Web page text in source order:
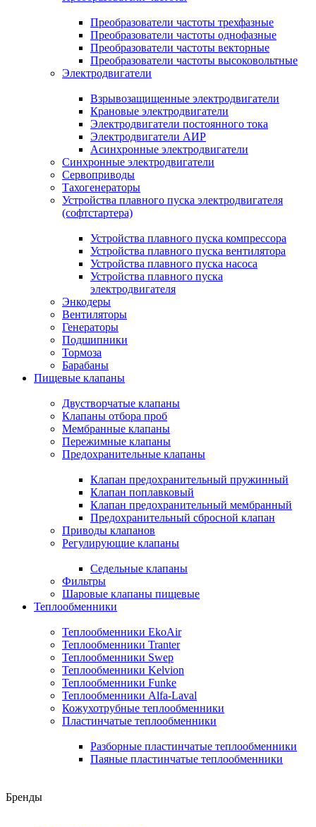
Преобразователи частоты трехфазные
Преобразователи частоты однофазные
Преобразователи частоты векторные
Преобразователи частоты высоковольтные
Электродвигатели
Взрывозащищенные электродвигатели
Крановые электродвигатели
Электродвигатели постоянного тока
Электродвигатели АИР
Асинхронные электродвигатели
Синхронные электродвигатели
Сервоприводы
Тахогенераторы
Устройства плавного пуска электродвигателя
(софтстартера)
Устройства плавного пуска компрессора
Устройства плавного пуска вентилятора
Устройства плавного пуска насоса
Устройства плавного пуска
электродвигателя
Энкодеры
Вентиляторы
Генераторы
Подшипники
Тормоза
Барабаны
Пищевые клапаны
Двустворчатые клапаны
Клапаны отбора проб
Мембранные клапаны
Пережимные клапаны
Предохранительные клапаны
Клапан предохранительный пружинный
Клапан поплавковый
Клапан предохранительный мембранный
Предохранительный сбросной клапан
Приводы клапанов
Регулирующие клапаны
Седельные клапаны
Фильтры
Шаровые клапаны пищевые
Теплообменники
Теплообменники EkoAir
Теплообменники Tranter
Теплообменники Swep
Теплообменники Kelvion
Теплообменники Funke
Теплообменники Alfa-Laval
Кожухотрубные теплообменники
Пластинчатые теплообменники
Разборные пластинчатые теплообменники
Паяные пластинчатые теплообменники
Бренды